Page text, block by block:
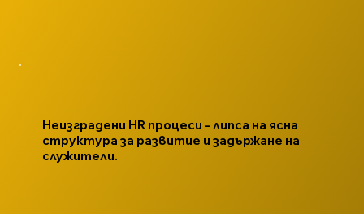
Неизградени HR процеси – липса на ясна
структура за развитие и задържане на
служители.